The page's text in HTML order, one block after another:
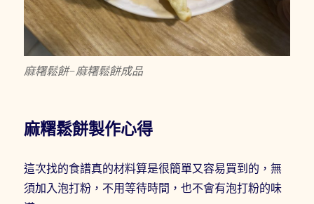
麻糬鬆餅-麻糬鬆餅成品
麻糬鬆餅製作心得
這次找的食譜真的材料算是很簡單又容易買到的，無
須加入泡打粉，不用等待時間，也不會有泡打粉的味